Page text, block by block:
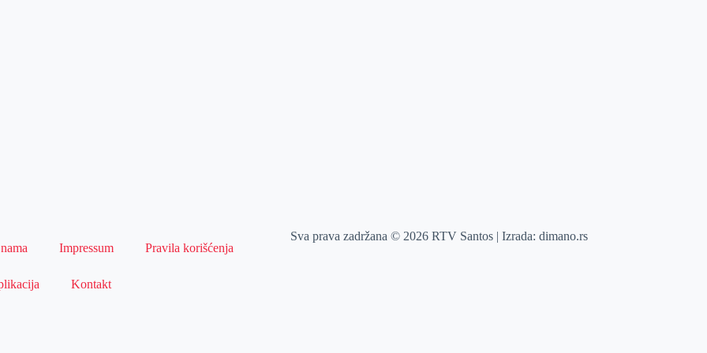
Impressum Pravila korišćenja
Kontakt
Sva prava zadržana © 2026 RTV Santos | Izrada:dimano.rs